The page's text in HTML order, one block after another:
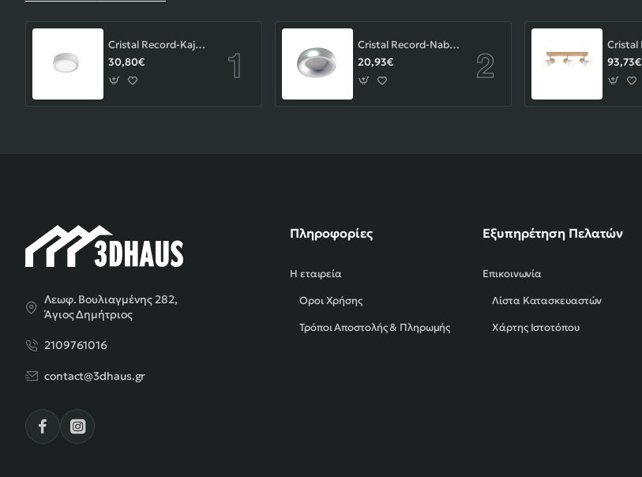
Cristal Record-Kaju Φωτιστικό Οροφής/Επιτοίχιο LED 8W, Γκρι
30,80€
Cristal Record-Nabila Χωνευτό Σποτ GU10 ΚΩΔ.-01-180-01-281
20,93€
93,73€
Λεωφ. Βουλιαγμένης 282,
Άγιος Δημήτριος
2109761016
contact@3dhaus.gr
Πληροφορίες
Η εταιρεία
Όροι Χρήσης
Τρόποι Αποστολής & Πληρωμής
Εξυπηρέτηση Πελατών
Επικοινωνία
Λίστα Κατασκευαστών
Χάρτης Ιστοτόπου